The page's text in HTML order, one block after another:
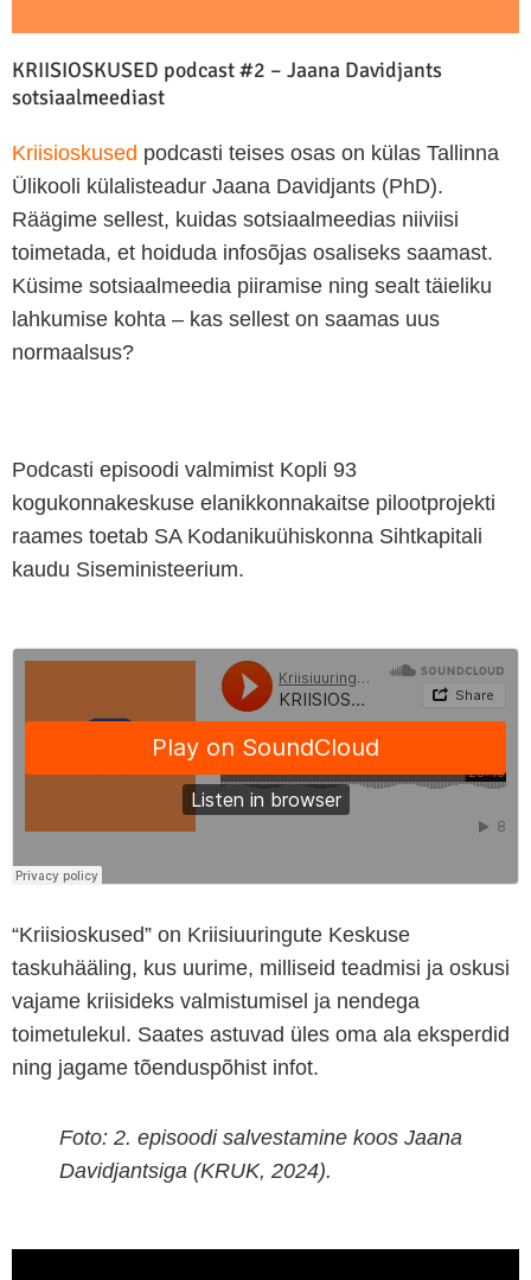
KRIISIOSKUSED podcast #2 – Jaana Davidjants
sotsiaalmeediast
Kriisioskused podcasti teises osas on külas Tallinna
Ülikooli külalisteadur Jaana Davidjants (PhD).
Räägime sellest, kuidas sotsiaalmeedias niiviisi
toimetada, et hoiduda infosõjas osaliseks saamast.
Küsime sotsiaalmeedia piiramise ning sealt täieliku
lahkumise kohta – kas sellest on saamas uus
normaalsus?
Podcasti episoodi valmimist Kopli 93
kogukonnakeskuse elanikkonnakaitse pilootprojekti
raames toetab SA Kodanikuühiskonna Sihtkapitali
kaudu Siseministeerium.
“Kriisioskused” on Kriisiuuringute Keskuse
taskuhääling, kus uurime, milliseid teadmisi ja oskusi
vajame kriisideks valmistumisel ja nendega
toimetulekul. Saates astuvad üles oma ala eksperdid
ning jagame tõenduspõhist infot.
Foto: 2. episoodi salvestamine koos Jaana
Davidjantsiga (KRUK, 2024).